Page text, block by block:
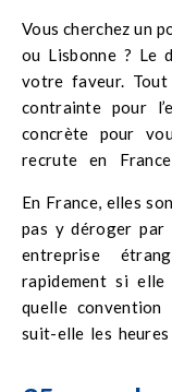
Vous cherchez un
ou Lisbonne ? Le
votre faveur.
contrainte pour
concrète pour
recrute en
les règles
supplémentaires,
tous les
fractionnement. Si
autre pays, vérifiez
protections.
En France, elles
pas y déroger par
entreprise
rapidement si
quelle convention
suit-elle les heures
qui bute sur ces